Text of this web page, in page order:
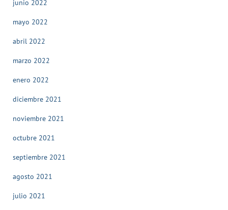
junio 2022
mayo 2022
abril 2022
marzo 2022
enero 2022
diciembre 2021
noviembre 2021
octubre 2021
septiembre 2021
agosto 2021
julio 2021